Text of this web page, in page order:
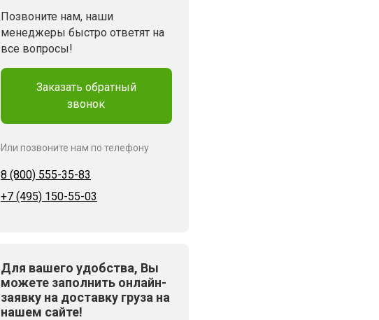
Позвоните нам, наши
менеджеры быстро ответят на
все вопросы!
Заказать обратный
звонок
Или позвоните нам по телефону
8 (800) 555-35-83
+7 (495) 150-55-03
Для вашего удобства, Вы
можете заполнить онлайн-
заявку на доставку груза на
нашем сайте!